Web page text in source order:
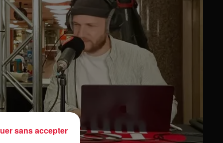
sans accepter